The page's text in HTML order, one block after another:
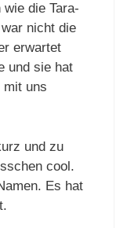
die Tara-
nicht die
erwartet
und sie hat
mit uns
und zu
cool.
Es hat